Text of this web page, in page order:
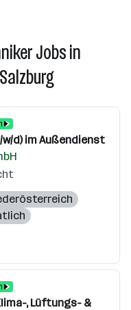
Jobs in
d) im Außendienst
, Lüftungs- &